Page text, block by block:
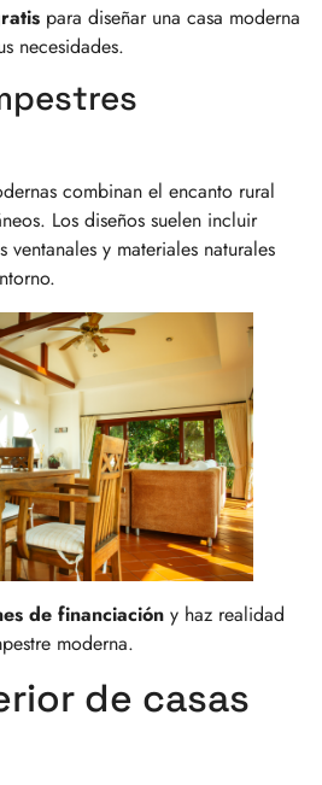
para diseñar una casa moderna
necesidades.
combinan el encanto rural
Los diseños suelen incluir
ventanales y materiales naturales
de financiación y haz realidad
moderna.
de casas